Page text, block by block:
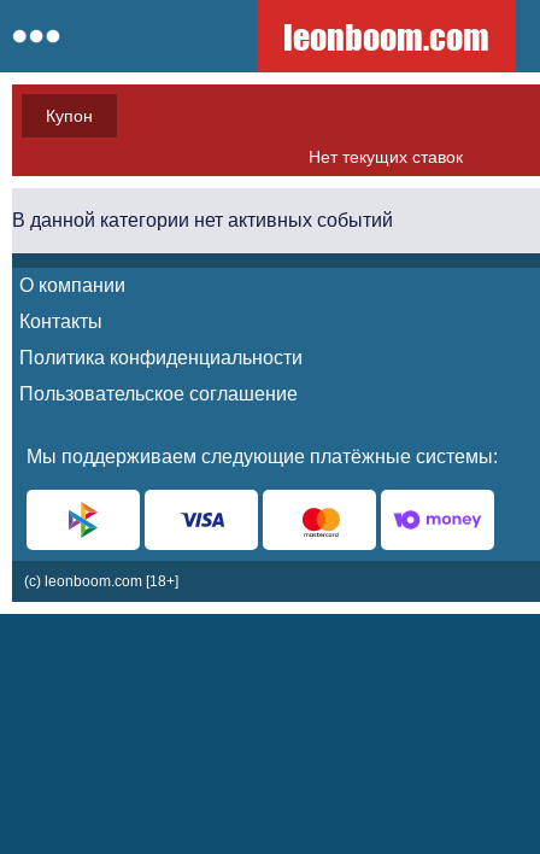
leonboom.com
Купон
Нет текущих ставок
В данной категории нет активных событий
О компании
Контакты
Политика конфиденциальности
Пользовательское соглашение
Мы поддерживаем следующие платёжные системы:
(c) leonboom.com [18+]